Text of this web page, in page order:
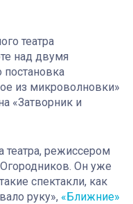
театра
над двумя
из микроволновки»
«Затворник и
режиссером
Он уже
спектакли, как
руку», «Ближние»